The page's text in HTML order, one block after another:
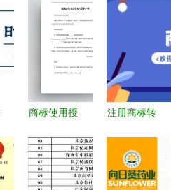
商标使用授
理协议指南
注册商标转
及商标代理
指引